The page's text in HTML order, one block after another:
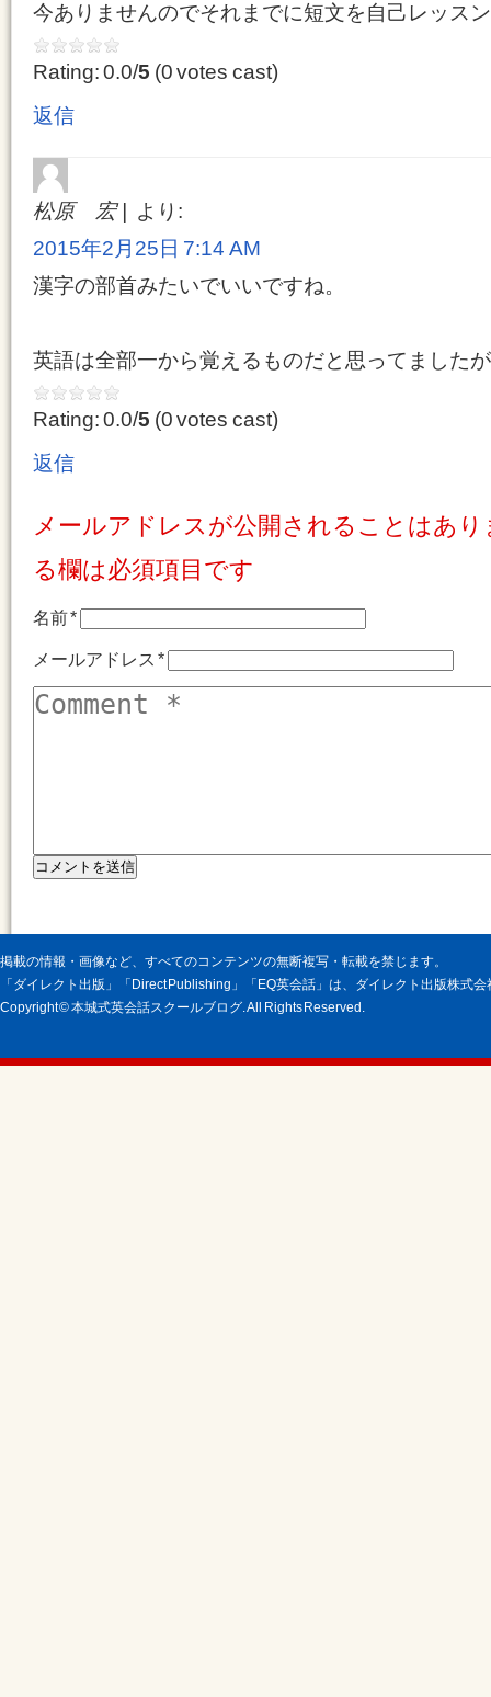
今ありませんのでそれまでに短文を自己レッス
Rating: 0.0/5 (0 votes cast)
返信
松原 宏
より:
2015年2月25日 7:14 AM
漢字の部首みたいでいいですね。
英語は全部一から覚えるものだと思ってました
Rating: 0.0/5 (0 votes cast)
返信
メールアドレスが公開されることはあ
る欄は必須項目です
名前*
メールアドレス*
掲載の情報・画像など、すべてのコンテンツの無断複写・転載を禁じます。
「ダイレクト出版」「Direct Publishing」「EQ英会話」は、ダイレクト出版株式
Copyright © 本城式英会話スクールブログ. All Rights Reserved.